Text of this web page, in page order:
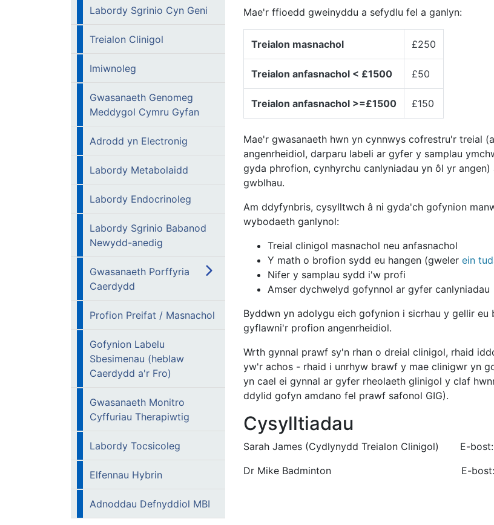
Labordy Sgrinio Cyn Geni
Treialon Clinigol
Imiwnoleg
Gwasanaeth Genomeg
Meddygol Cymru Gyfan
Adrodd yn Electronig
Labordy Metabolaidd
Labordy Endocrinoleg
Labordy Sgrinio Babanod
Newydd-anedig
Gwasanaeth Porffyria
Caerdydd
Profion Preifat / Masnachol
Gofynion Labelu
Sbesimenau (heblaw
Caerdydd a'r Fro)
Gwasanaeth Monitro
Cyffuriau Therapiwtig
Labordy Tocsicoleg
Elfennau Hybrin
Adnoddau Defnyddiol MBI
Mae'r ffioedd gweinyddu a sefydlu fel a ganlyn:
Treialon masnachol £250
Treialon anfasnachol < £1500 £50
Treialon anfasnachol >=£1500 £150
Mae'r gwasanaeth hwn yn cynnwys cofrestru'r treial
angenrheidiol, darparu labeli ar gyfer y samplau
gyda phrofion, cynhyrchu canlyniadau yn ôl yr
gwblhau.
Am ddyfynbris, cysylltwch â ni gyda'ch gofynion
wybodaeth ganlynol:
Treial clinigol masnachol neu anfasnachol
Y math o brofion sydd eu hangen (gweler ein
Nifer y samplau sydd i'w profi
Amser dychwelyd gofynnol ar gyfer canlyniadau
Byddwn yn adolygu eich gofynion i sicrhau y gellir
gyflawni'r profion angenrheidiol.
Wrth gynnal prawf sy'n rhan o dreial clinigol, rhaid
yw'r achos - rhaid i unrhyw brawf y mae clinigwr yn
yn cael ei gynnal ar gyfer rheolaeth glinigol y claf
ddylid gofyn amdano fel prawf safonol GIG).
Cysylltiadau
Sarah James (Cydlynydd Treialon Clinigol) E-bost:
Dr Mike Badminton E-bost: